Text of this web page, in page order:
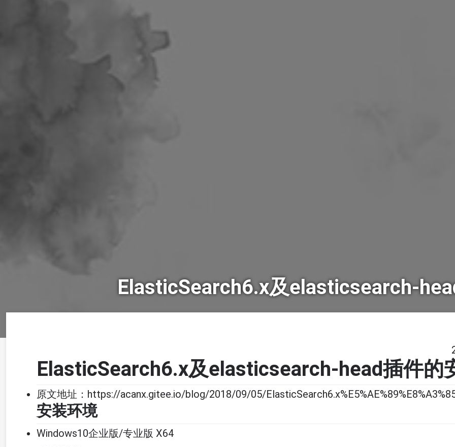
ElasticSearch6.x及elasticsearch-
ElasticSearch6.x及elasticsearch-head插件的
原文地址：https://acanx.gitee.io/blog/2018/09/05/
安装环境
Windows10企业版/专业版 X64